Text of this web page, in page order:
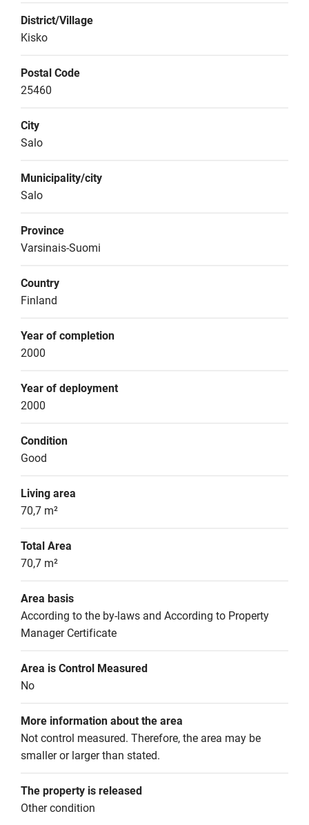
District/Village
Kisko
Postal Code
25460
City
Salo
Municipality/city
Salo
Province
Varsinais-Suomi
Country
Finland
Year of completion
2000
Year of deployment
2000
Condition
Good
Living area
70,7 m²
Total Area
70,7 m²
Area basis
According to the by-laws and According to Property
Manager Certificate
Area is Control Measured
No
More information about the area
Not control measured. Therefore, the area may be
smaller or larger than stated.
The property is released
Other condition